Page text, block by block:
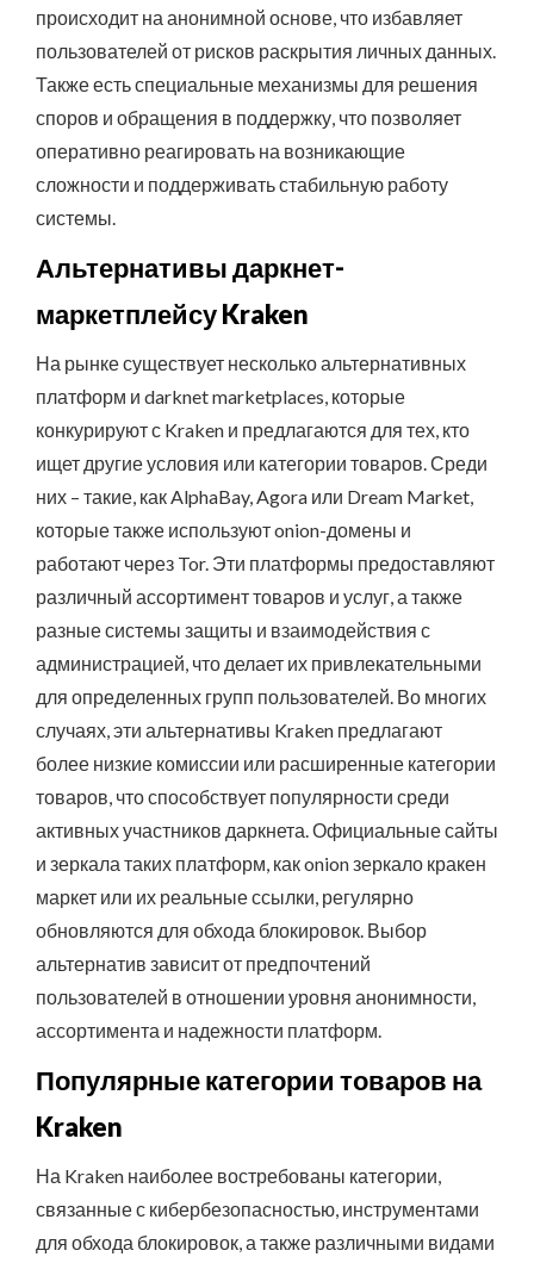
происходит на анонимной основе, что избавляет
пользователей от рисков раскрытия личных данных.
Также есть специальные механизмы для решения
споров и обращения в поддержку, что позволяет
оперативно реагировать на возникающие
сложности и поддерживать стабильную работу
системы.
Альтернативы даркнет-
маркетплейсу Kraken
На рынке существует несколько альтернативных
платформ и darknet marketplaces, которые
конкурируют с Kraken и предлагаются для тех, кто
ищет другие условия или категории товаров. Среди
них – такие, как AlphaBay, Agora или Dream Market,
которые также используют onion-домены и
работают через Tor. Эти платформы предоставляют
различный ассортимент товаров и услуг, а также
разные системы защиты и взаимодействия с
администрацией, что делает их привлекательными
для определенных групп пользователей. Во многих
случаях, эти альтернативы Kraken предлагают
более низкие комиссии или расширенные категории
товаров, что способствует популярности среди
активных участников даркнета. Официальные сайты
и зеркала таких платформ, как onion зеркало кракен
маркет или их реальные ссылки, регулярно
обновляются для обхода блокировок. Выбор
альтернатив зависит от предпочтений
пользователей в отношении уровня анонимности,
ассортимента и надежности платформ.
Популярные категории товаров на
Kraken
На Kraken наиболее востребованы категории,
связанные с кибербезопасностью, инструментами
для обхода блокировок, а также различными видами